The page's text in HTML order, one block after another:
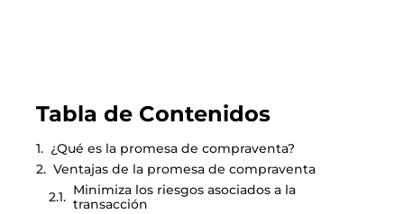
Tabla de Contenidos
¿Qué es la promesa de compraventa?
Ventajas de la promesa de compraventa
Minimiza los riesgos asociados a la
transacción